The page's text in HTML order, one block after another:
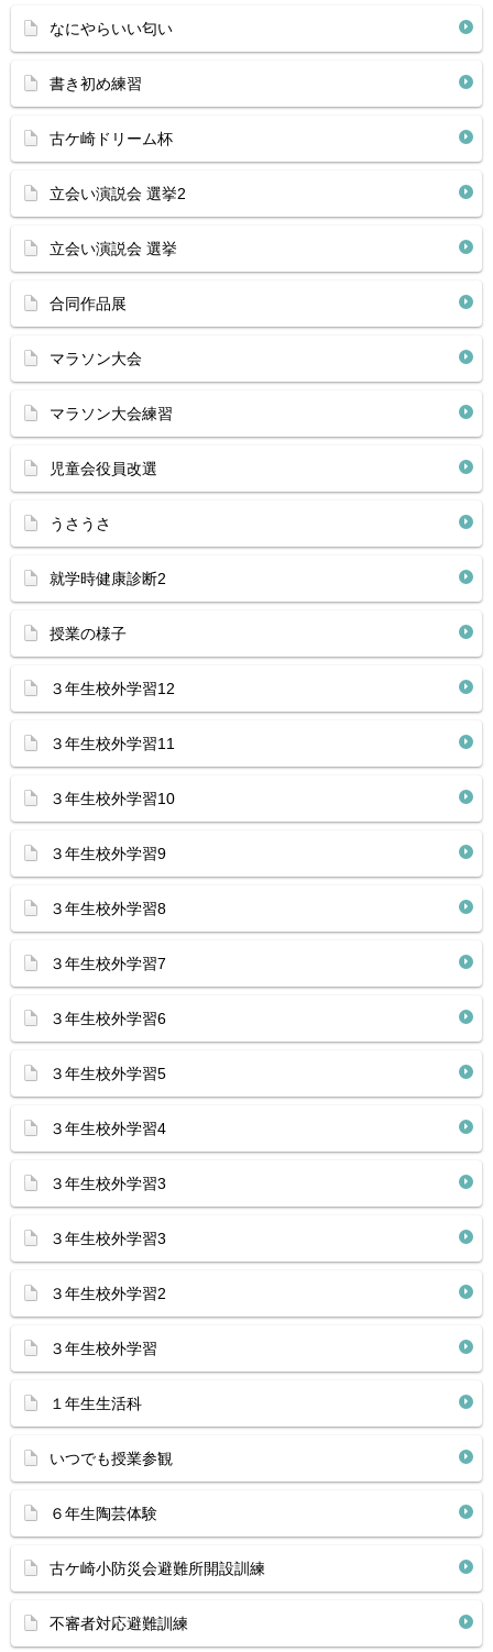
なにやらいい匂い
書き初め練習
古ケ崎ドリーム杯
立会い演説会 選挙2
立会い演説会 選挙
合同作品展
マラソン大会
マラソン大会練習
児童会役員改選
うさうさ
就学時健康診断2
授業の様子
３年生校外学習12
３年生校外学習11
３年生校外学習10
３年生校外学習9
３年生校外学習8
３年生校外学習7
３年生校外学習6
３年生校外学習5
３年生校外学習4
３年生校外学習3
３年生校外学習3
３年生校外学習2
３年生校外学習
１年生生活科
いつでも授業参観
６年生陶芸体験
古ケ崎小防災会避難所開設訓練
不審者対応避難訓練